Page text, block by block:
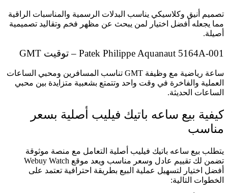
تصميم أنيق وكلاسيكي يناسب البدلات الرسمية والمناسبات الراقية
مما يجعله أفضل اختيار لمن يبحث عن مظهر فخم وتقاليد تصميمية
أصيلة.
Patek Philippe Aquanaut 5164A-001 – توقيت GMT
ساعة رياضية مع وظيفة GMT تناسب المسافرين ومحبي الساعات
العملية والفاخرة في وقت واحد وتتمتع بشعبية متزايدة بين محبي
الساعات الحديثة.
كيفية بيع ساعه باتيك فيليب أصلية بسعر
مناسب
يتطلب بيع ساعه باتيك فيليب أصلية التعامل مع منصة موثوقة
تضمن لك تقييم عادل وسعر مناسب ويعد موقع Webuy Watch
أفضل اختيار لتسهيل عملية البيع بطريقة احترافية تعتمد على
الخطوات التالية: